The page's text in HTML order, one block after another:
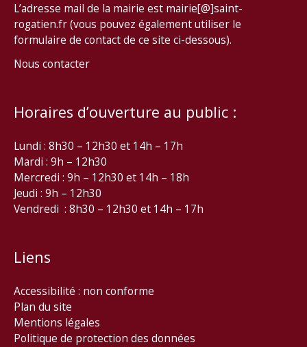
L’adresse mail de la mairie est mairie[@]saint-
rogatien.fr (vous pouvez également utiliser le
formulaire de contact de ce site ci-dessous).
Nous contacter
Horaires d’ouverture au public :
Lundi : 8h30 – 12h30 et 14h – 17h
Mardi : 9h – 12h30
Mercredi : 9h – 12h30 et 14h – 18h
Jeudi : 9h – 12h30
Vendredi : 8h30 – 12h30 et 14h – 17h
Liens
Accessibilité : non conforme
Plan du site
Mentions légales
Politique de protection des données